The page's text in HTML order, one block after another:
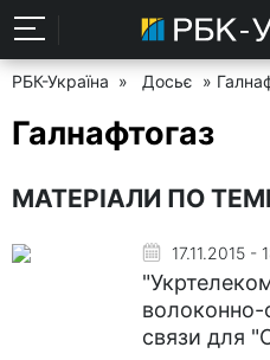
РБК-Україна » Досьє »
Галнафтогаз
МАТЕРІАЛИ ПО ТЕМІ
17.11.2015 -
волоконно-
связи для